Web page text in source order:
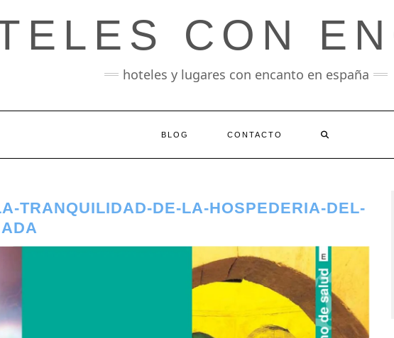
CON
hoteles y lugares con encanto en españa
BLOG CONTACTO
TRANQUILIDAD-DE-LA-HOSPEDERIA-DEL-